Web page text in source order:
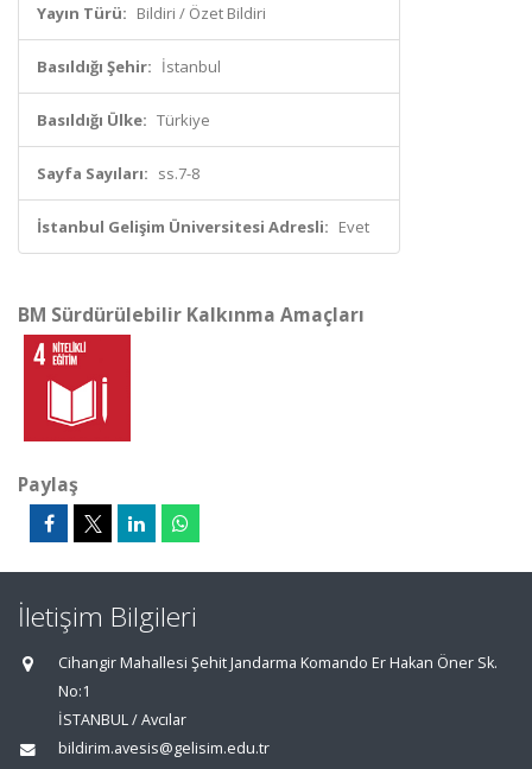
Yayın Türü: Bildiri / Özet Bildiri
Basıldığı Şehir: İstanbul
Basıldığı Ülke: Türkiye
Sayfa Sayıları: ss.7-8
İstanbul Gelişim Üniversitesi Adresli: Evet
BM Sürdürülebilir Kalkınma Amaçları
Paylaş
İletişim Bilgileri
Cihangir Mahallesi Şehit Jandarma Komando Er Hakan Öner Sk.
No:1
İSTANBUL / Avcılar
bildirim.avesis@gelisim.edu.tr